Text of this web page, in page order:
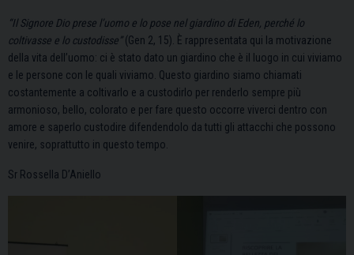
“Il Signore Dio prese l’uomo e lo pose nel giardino di Eden, perché lo
coltivasse e lo custodisse”(Gen 2, 15). È rappresentata qui la motivazione
della vita dell’uomo: ci è stato dato un giardino che è il luogo in cui viviamo
e le persone con le quali viviamo. Questo giardino siamo chiamati
costantemente a coltivarlo e a custodirlo per renderlo sempre più
armonioso, bello, colorato e per fare questo occorre viverci dentro con
amore e saperlo custodire difendendolo da tutti gli attacchi che possono
venire, soprattutto in questo tempo.
Sr Rossella D’Aniello